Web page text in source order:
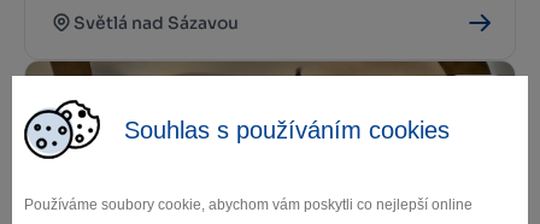
Souhlas s používáním cookies
Používáme soubory cookie, abychom vám poskytli co nejlepší online
Světlá nad Sázavou